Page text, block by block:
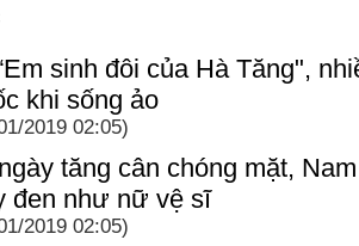
sinh đôi của Hà Tăng",
khi sống ảo
2019 02:05)
tăng cân chóng mặt,
đen như nữ vệ sĩ
2019 02:05)